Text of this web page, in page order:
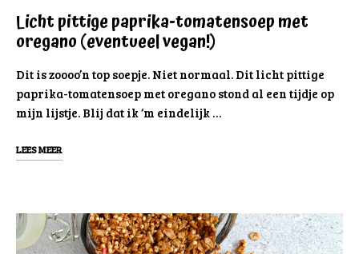
Licht pittige paprika-tomatensoep met
oregano (eventueel vegan!)
Dit is zoooo’n top soepje. Niet normaal. Dit licht pittige
paprika-tomatensoep met oregano stond al een tijdje op
mijn lijstje. Blij dat ik ‘m eindelijk …
LEES MEER